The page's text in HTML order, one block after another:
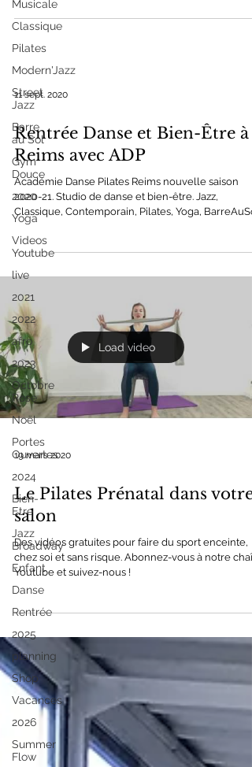
Musicale
Classique
Pilates
Modern'Jazz
Street
Jazz
Barre
au Sol
Gym
Douce
2020
Yoga
Videos
Youtube
live
2021
2022
afro
2023
Octobre
Rose
Noël
Portes
Ouvertes
2024
Bien-
Etre
Jazz
Broadway
Enfant
Danse
Rentrée
2025
planning
Shop
Vacances
2026
Summer
Flow
11 sept. 2020
Rentrée Danse et Bien-Être à
Reims avec ADP
Académie Danse Pilates Reims nouvelle saison
2020-21. Studio de danse et bien-être. Jazz,
Classique, Contemporain, Pilates, Yoga,
Load video
19 mars 2020
Le Pilates Prénatal dans votre
salon
Des vidéos gratuites pour faire du sport enceinte,
chez soi et sans risque. Abonnez-vous à notre
Youtube et suivez-nous !